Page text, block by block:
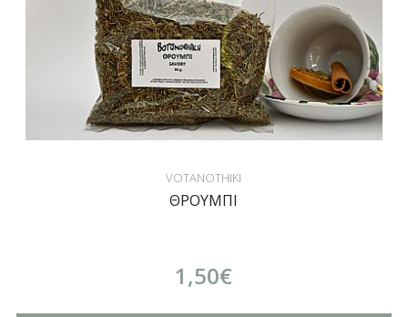
VOTANOTHIKI
ΘΡΟΥΜΠΙ
1,50€